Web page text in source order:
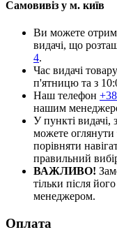
Самовивіз у м. київ
Ви можете
видачі, що
4.
Час видачі
п'ятницю та з
Наш телефон
нашим
У пункті
можете оглянути
порівняти
правильний
ВАЖЛИВО!
тільки після
менеджером.
Оплата